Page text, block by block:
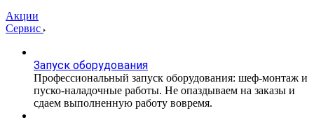
Акции
Сервис
Запуск оборудования
Профессиональный запуск оборудования: шеф-монтаж и
пуско-наладочные работы. Не опаздываем на заказы и
сдаем выполненную работу вовремя.